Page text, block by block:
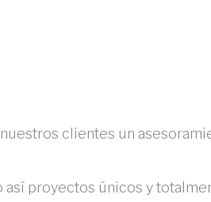
clientes un
proyectos únicos y